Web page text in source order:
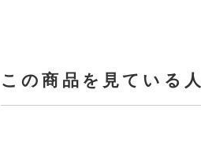
この商品を見ている